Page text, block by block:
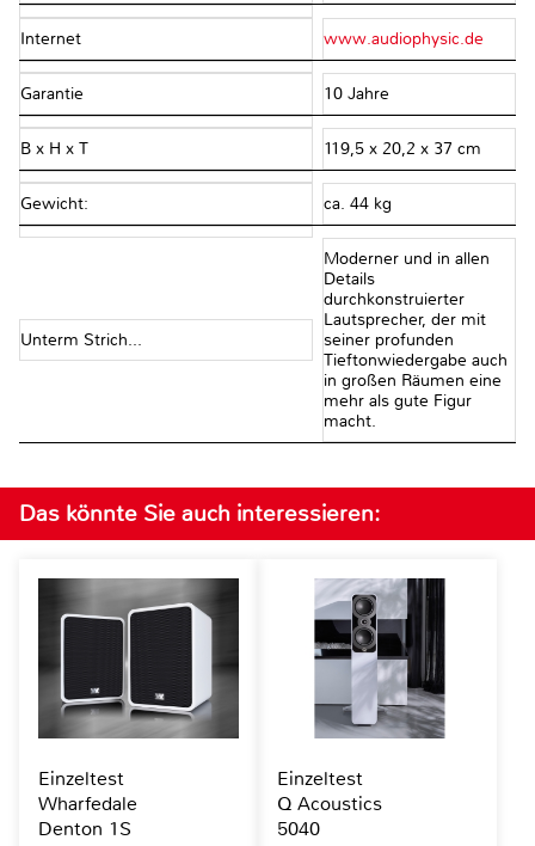
Internet www.audiophysic.de
Garantie 10 Jahre
B x H x T 119,5 x 20,2 x 37 cm
Gewicht: ca. 44 kg
Unterm Strich...
Moderner und in allen
Details
durchkonstruierter
Lautsprecher, der mit
seiner profunden
Tieftonwiedergabe auch
in großen Räumen eine
mehr als gute Figur
macht.
Das könnte Sie auch interessieren:
Einzeltest
Wharfedale
Denton 1S
Einzeltest
Q Acoustics
5040